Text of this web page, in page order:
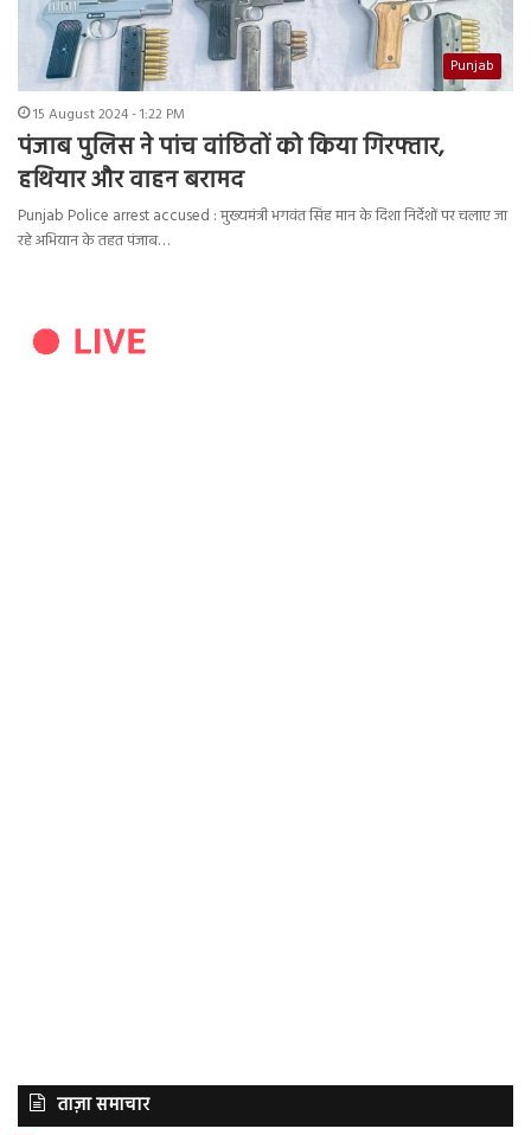
Punjab
15 August 2024 - 1:22 PM
पंजाब पुलिस ने पांच वांछितों को किया गिरफ्तार,
हथियार और वाहन बरामद
Punjab Police arrest accused : मुख्यमंत्री भगवंत सिंह मान के दिशा निर्देशों पर चलाए जा
रहे अभियान के तहत पंजाब…
ताज़ा समाचार